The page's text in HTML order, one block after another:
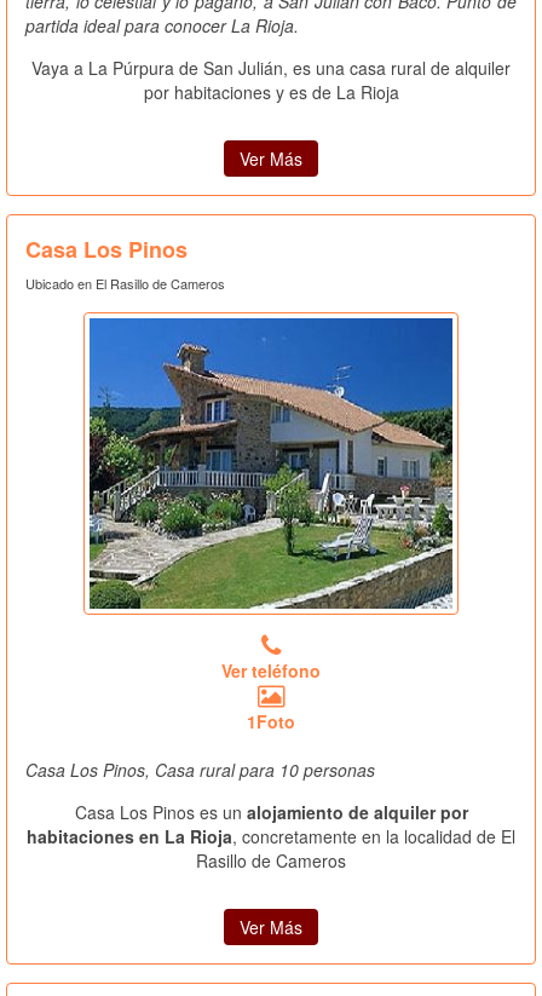
partida ideal para conocer La Rioja.
Vaya a La Púrpura de San Julián, es una casa rural de alquiler
por habitaciones y es de La Rioja
Ver Más
Casa Los Pinos
Ubicado en El Rasillo de Cameros
Ver teléfono
1Foto
Casa Los Pinos, Casa rural para 10 personas
Casa Los Pinos es un alojamiento de alquiler por
habitaciones en La Rioja, concretamente en la localidad de El
Rasillo de Cameros
Ver Más